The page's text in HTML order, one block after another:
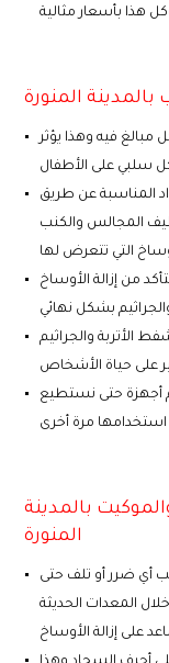
فيه وهذا يؤثر
المناسبة عن طريق
المجالس والكنب
من إزالة الأوساخ
الأتربة والجراثيم
أجهزة حتى نستطيع
بالمدينة
أي ضرر أو تلف حتى
المعدات الحديثة